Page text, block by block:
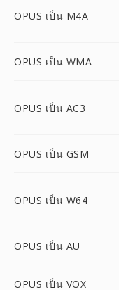
OPUS เป็น M4A
OPUS เป็น WMA
OPUS เป็น AC3
OPUS เป็น GSM
OPUS เป็น W64
OPUS เป็น AU
OPUS เป็น VOX